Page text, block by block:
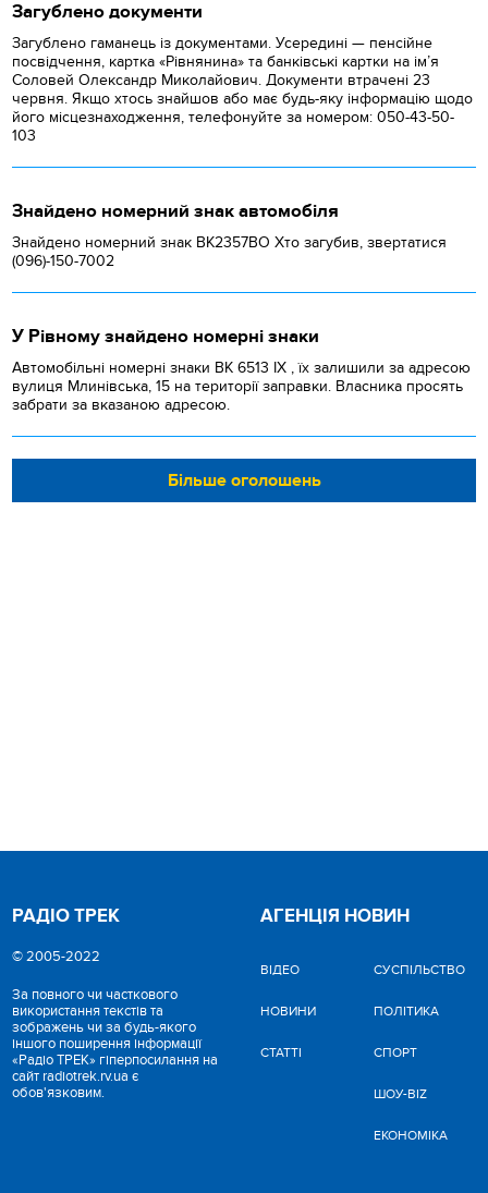
Загублено документи
Загублено гаманець із документами. Усередині — пенсійне
посвідчення, картка «Рівнянина» та банківські картки на ім’я
Соловей Олександр Миколайович. Документи втрачені 23
червня. Якщо хтось знайшов або має будь-яку інформацію щодо
його місцезнаходження, телефонуйте за номером: 050-43-50-
103
Знайдено номерний знак автомобіля
Знайдено номерний знак ВК2357ВО Хто загубив, звертатися
(096)-150-7002
У Рівному знайдено номерні знаки
Автомобільні номерні знаки BK 6513 IX , їх залишили за адресою
вулиця Млинівська, 15 на території заправки. Власника просять
забрати за вказаною адресою.
Більше оголошень
РАДІО ТРЕК
© 2005-2022
За повного чи часткового
використання текстів та
зображень чи за будь-якого
іншого поширення інформації
«Радіо ТРЕК» гіперпосилання на
сайт radiotrek.rv.ua є
обов'язковим.
АГЕНЦІЯ НОВИН
ВІДЕО
НОВИНИ
СТАТТІ
CУСПІЛЬСТВО
ПОЛІТИКА
СПОРТ
ШОУ-BIZ
ЕКОНОМІКА